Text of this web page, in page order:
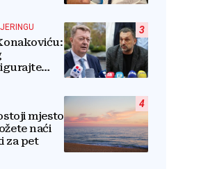
3
4
mjesto
naći
za pet